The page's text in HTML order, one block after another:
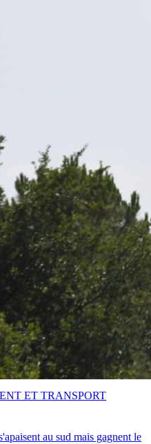
au sud mais gagnent le
ET TRANSPORT